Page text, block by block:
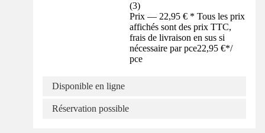
(3)
Prix — 22,95 € * Tous les prix
affichés sont des prix TTC,
frais de livraison en sus si
nécessaire par pce22,95 €*/
pce
Disponible en ligne
Réservation possible